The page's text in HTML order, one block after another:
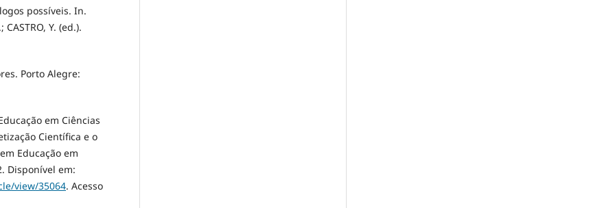
possíveis. In.
CASTRO, Y. (ed.).
Porto Alegre:
em Ciências
Científica e o
Educação em
Disponível em:
view/35064. Acesso